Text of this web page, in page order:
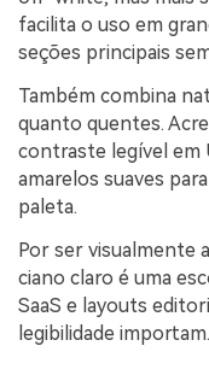
facilita o uso em
seções principais
Também combina
quanto quentes.
contraste legível em
amarelos suaves
paleta.
Por ser visualmente
ciano claro é uma
SaaS e layouts
legibilidade importam.